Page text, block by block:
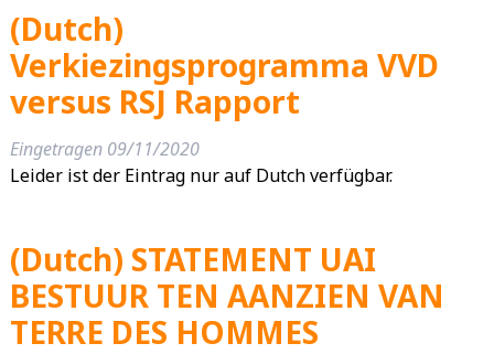
(Dutch)
Verkiezingsprogramma VVD
versus RSJ Rapport
Eingetragen 09/11/2020
Leider ist der Eintrag nur auf Dutch verfügbar.
(Dutch) STATEMENT UAI
BESTUUR TEN AANZIEN VAN
TERRE DES HOMMES